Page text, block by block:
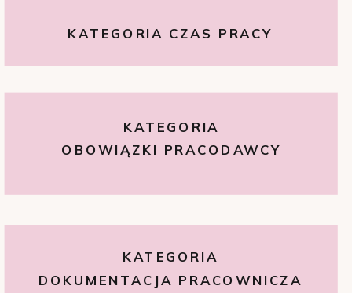
KATEGORIA CZAS PRACY
KATEGORIA
DOKUMENTACJA PRACOWNICZA
KATEGORIA
OBOWIĄZKI PRACODAWCY